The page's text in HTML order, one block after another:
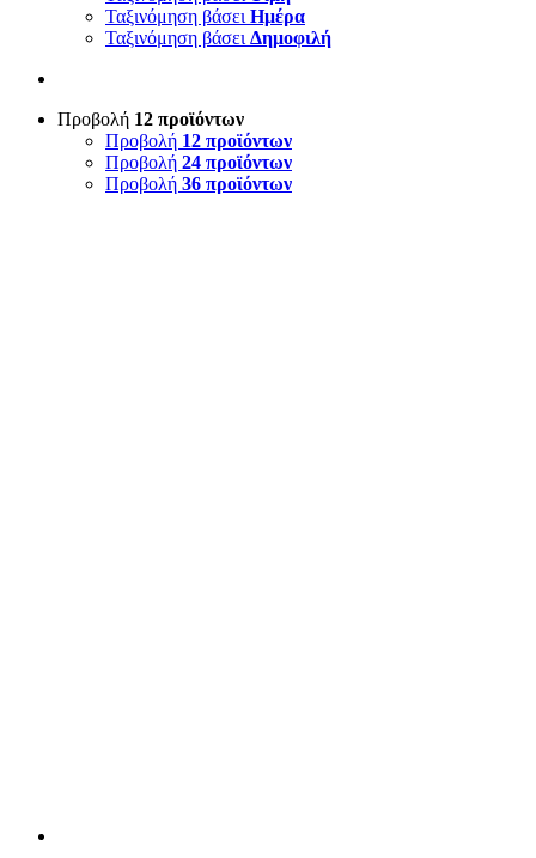
Ταξινόμηση βάσει Ημέρα
Ταξινόμηση βάσει Δημοφιλή
Προβολή 12 προϊόντων
Προβολή 12 προϊόντων
Προβολή 24 προϊόντων
Προβολή 36 προϊόντων